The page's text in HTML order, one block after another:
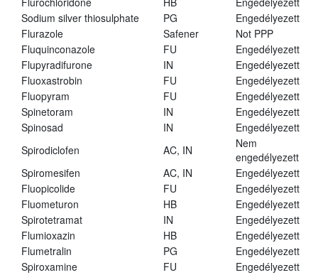
Sodium silver thiosulphate
PG
Engedélyezett
Flurazole
Safener
Not PPP
Fluquinconazole
FU
Engedélyezett
Flupyradifurone
IN
Engedélyezett
Fluoxastrobin
FU
Engedélyezett
Fluopyram
FU
Engedélyezett
Spinetoram
IN
Engedélyezett
Spinosad
IN
Engedélyezett
Spirodiclofen
AC, IN
Nem
engedélyezett
Spiromesifen
AC, IN
Engedélyezett
Fluopicolide
FU
Engedélyezett
Fluometuron
HB
Engedélyezett
Spirotetramat
IN
Engedélyezett
Flumioxazin
HB
Engedélyezett
Flumetralin
PG
Engedélyezett
Spiroxamine
FU
Engedélyezett